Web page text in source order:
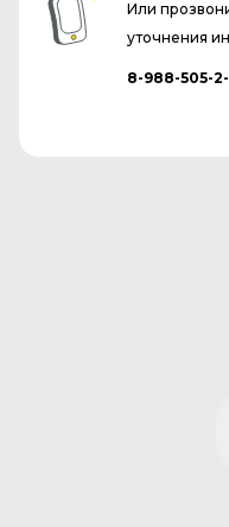
Или
уточнения
8-988-505-